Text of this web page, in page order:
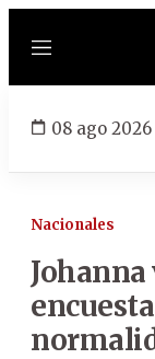
Menú
08 ago 2026
Nacionales
Johanna